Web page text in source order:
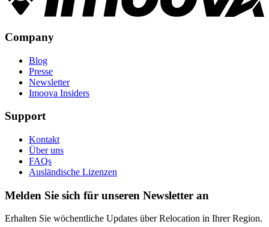
Company
Blog
Presse
Newsletter
Imoova Insiders
Support
Kontakt
Über uns
FAQs
Ausländische Lizenzen
Melden Sie sich für unseren Newsletter an
Erhalten Sie wöchentliche Updates über Relocation in Ihrer Region.